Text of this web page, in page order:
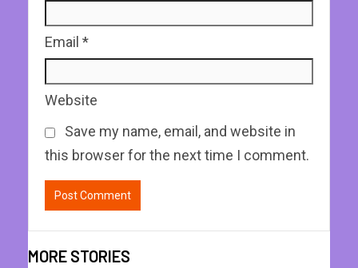
Email *
Website
Save my name, email, and website in
this browser for the next time I comment.
MORE STORIES